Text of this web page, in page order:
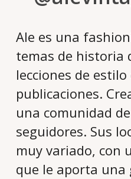
Ale es una
temas de historia
lecciones de estilo
publicaciones.
una comunidad
seguidores. Sus
muy variado, con
que le aporta